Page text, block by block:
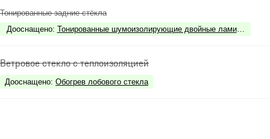
Тонированные задние стёкла
Дооснащено: Тонированные шумоизолирующие двойные
Ветровое стекло с теплоизоляцией
Дооснащено: Обогрев лобового стекла